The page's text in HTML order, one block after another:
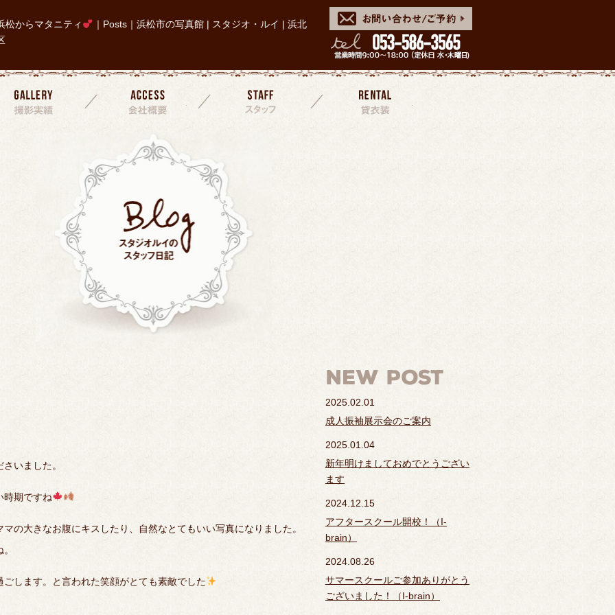
松からマタニティ
｜Posts｜浜松市の写真館 | スタジオ・ルイ | 浜北
撮影実績 会社概要 スタッフ
いました。
時期ですね
の大きなお腹にキスしたり、自然なとてもいい写真になりました。
します。と言われた笑顔がとても素敵でした
2025.02.01
成人振袖展示会のご案内
2025.01.04
新年明けましておめでとうござい
ます
2024.12.15
アフタースクール開校！（I-
brain）
2024.08.26
サマースクールご参加ありがとう
ございました！（I-brain）